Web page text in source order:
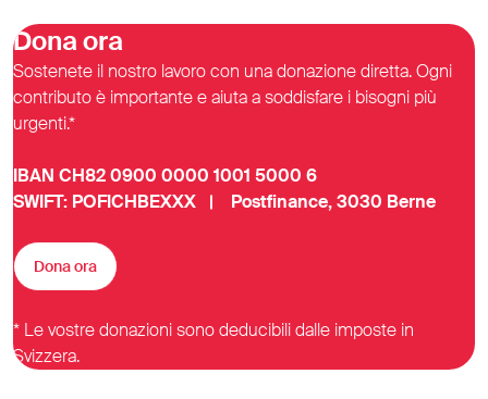
Dona ora
Sostenete il nostro lavoro con una donazione diretta. Ogni
contributo è importante e aiuta a soddisfare i bisogni più
urgenti.*
IBAN CH82 0900 0000 1001 5000 6
SWIFT: POFICHBEXXX | Postfinance, 3030 Berne
Dona ora
* Le vostre donazioni sono deducibili dalle imposte in
Svizzera.